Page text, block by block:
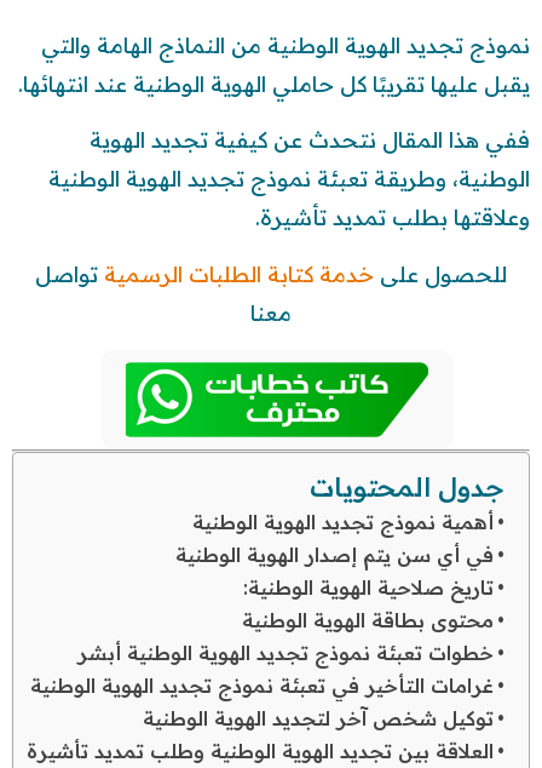
نموذج تجديد الهوية الوطنية من النماذج الهامة والتي
يقبل عليها تقريبًا كل حاملي الهوية الوطنية عند انتهائها.
ففي هذا المقال نتحدث عن كيفية تجديد الهوية
الوطنية، وطريقة تعبئة نموذج تجديد الهوية الوطنية
وعلاقتها بطلب تمديد تأشيرة.
للحصول على خدمة كتابة الطلبات الرسمية تواصل
معنا
جدول المحتويات
أهمية نموذج تجديد الهوية الوطنية
في أي سن يتم إصدار الهوية الوطنية
تاريخ صلاحية الهوية الوطنية:
محتوى بطاقة الهوية الوطنية
خطوات تعبئة نموذج تجديد الهوية الوطنية أبشر
غرامات التأخير في تعبئة نموذج تجديد الهوية الوطنية
توكيل شخص آخر لتجديد الهوية الوطنية
العلاقة بين تجديد الهوية الوطنية وطلب تمديد تأشيرة